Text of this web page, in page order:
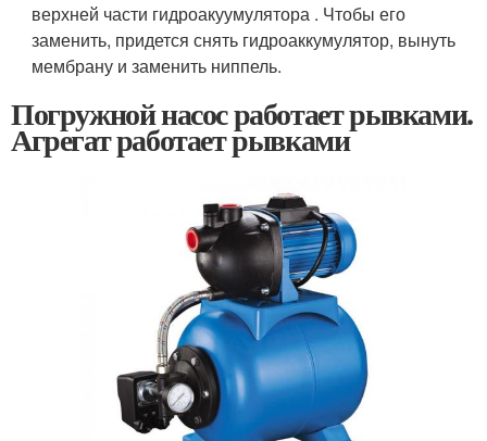
верхней части гидроакуумулятора . Чтобы его
заменить, придется снять гидроаккумулятор, вынуть
мембрану и заменить ниппель.
Погружной насос работает рывками.
Агрегат работает рывками